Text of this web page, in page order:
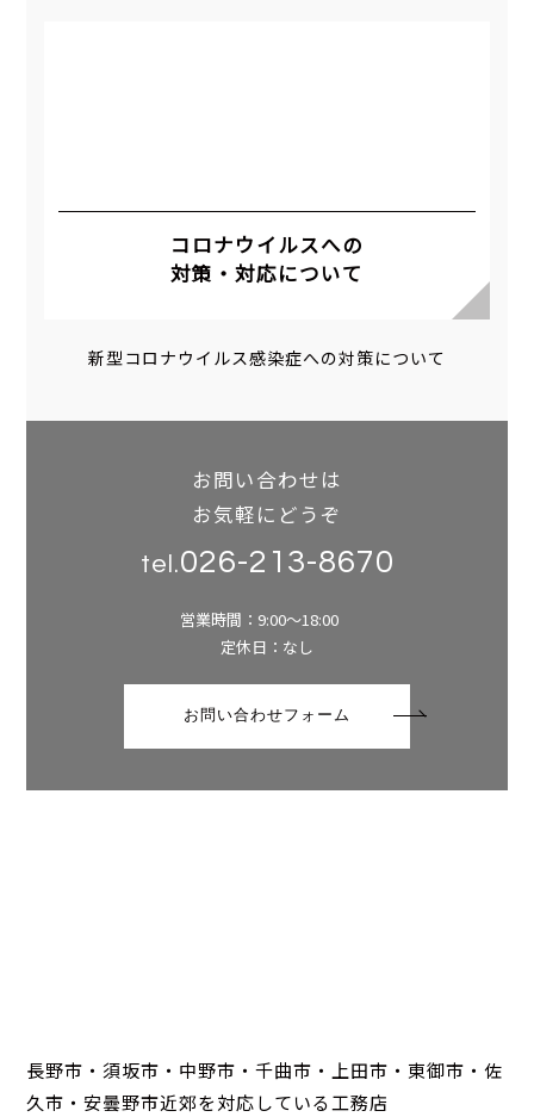
コロナウイルスへの
対策・対応について
新型コロナウイルス感染症への対策について
お問い合わせは
お気軽にどうぞ
tel.026-213-8670
営業時間：9:00～18:00
定休日：なし
お問い合わせフォーム
長野市・須坂市・中野市・千曲市・上田市・東御市・佐
久市・安曇野市近郊を対応している工務店